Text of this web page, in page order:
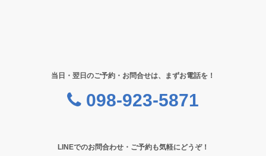
当日・翌日のご予約・お問合せは、まずお電話を！
098-923-5871
LINEでのお問合わせ・ご予約も気軽にどうぞ！